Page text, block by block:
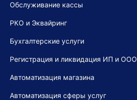
Обслуживание кассы
РКО и Эквайринг
Бухгалтерские услуги
Регистрация и ликвидация ИП и ООО
Автоматизация магазина
Автоматизация сферы услуг